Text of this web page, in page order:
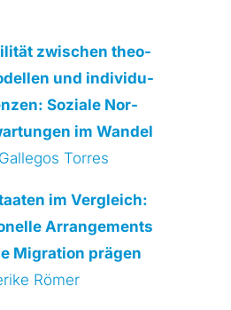
zwi­schen theo­
und indi­vi­du­
Sozia­le Nor­
im Wan­del
Tor­res
im Ver­gleich:
Arran­ge­ments
Migra­ti­on prä­gen
Römer